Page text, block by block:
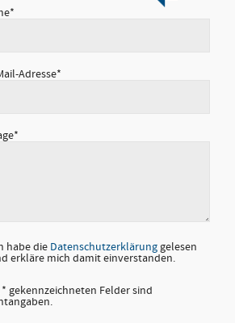
Adresse*
habe die Datenschutzerklärunggelesen
erkläre mich damit einverstanden.
gekennzeichneten Felder sind